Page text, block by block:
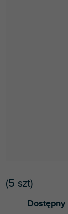
(5 szt)